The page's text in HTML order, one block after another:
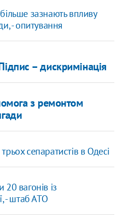
зазнають впливу
- опитування
– дискримінація
з ремонтом
сепаратистів в Одесі
вагонів із
- штаб АТО